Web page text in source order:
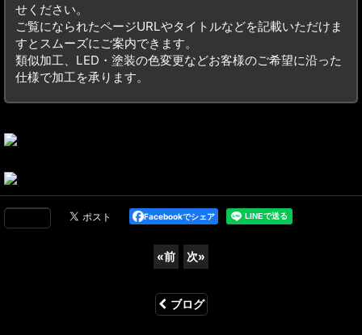
せください。
ご覧になられたページURLやタイトルなどを記載いただけま
すとスムーズにご案内できます。
類似加工、LED・塗装の色変更などお客様のご希望に沿った
仕様で加工を承ります。
Facebookでシェア
«前 次»
ブログ